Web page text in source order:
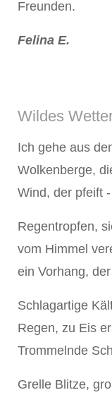
Freunden.
Felina E.
Wildes
Ich gehe aus
Wolkenberge,
Wind, der pfeift
Regentropfen,
vom Himmel
ein Vorhang,
Schlagartige
Regen, zu Eis
Trommelnde
Grelle Blitze,